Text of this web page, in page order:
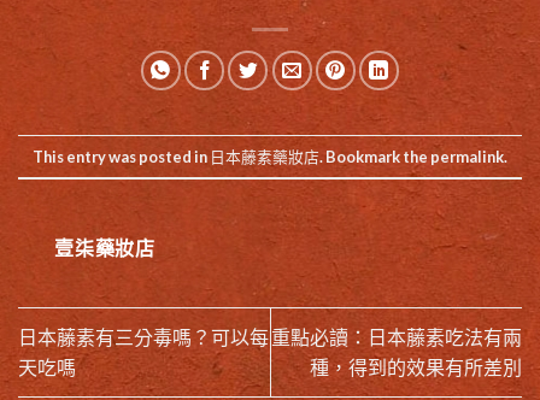
This entry was posted in 日本藤素藥妝店. Bookmark thepermalink.
壹柒藥妝店
日本藤素有三分毒嗎？可以每
天吃嗎
重點必讀：日本藤素吃法有兩
種，得到的效果有所差別